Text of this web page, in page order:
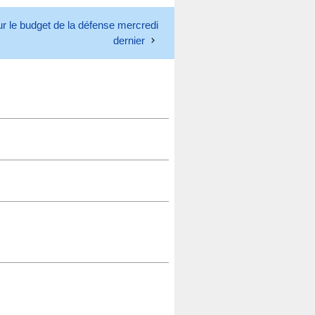
le budget de la défense mercredi
dernier